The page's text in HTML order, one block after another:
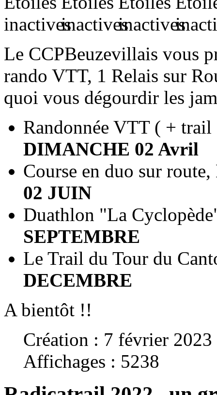
Le CCPBeuzevillais vous
rando VTT, 1 Relais sur
quoi vous dégourdir les
Randonnée VTT ( + trail
DIMANCHE 02 Avril
Course en duo sur
02 JUIN
Duathlon "La
SEPTEMBRE
Le Trail du Tour du
DECEMBRE
A bientôt !!
Création : 7 février 2023
Affichages : 5238